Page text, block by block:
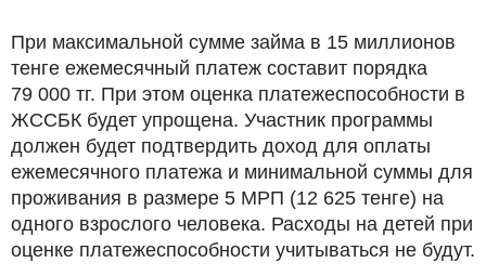
При максимальной сумме займа в 15 миллионов
тенге ежемесячный платеж составит порядка
79 000 тг. При этом оценка платежеспособности в
ЖССБК будет упрощена. Участник программы
должен будет подтвердить доход для оплаты
ежемесячного платежа и минимальной суммы для
проживания в размере 5 МРП (12 625 тенге) на
одного взрослого человека. Расходы на детей при
оценке платежеспособности учитываться не будут.